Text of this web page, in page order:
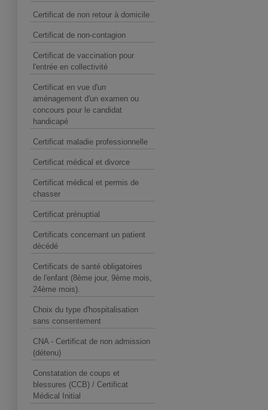
Certificat de non retour à domicile
Certificat de non-contagion
Certificat de vaccination pour
l'entrée en collectivité
Certificat en vue d'un
aménagement d'un examen ou
concours pour le candidat
handicapé
Certificat maladie professionnelle
Certificat médical et divorce
Certificat médical et permis de
chasser
Certificat prénuptial
Certificats concernant un patient
décédé
Certificats de santé obligatoires
de l'enfant (8ème jour, 9ème mois,
24ème mois).
Choix du type d'hospitalisation
sans consentement
CNA - Certificat de non admission
(détenu)
Constatation de coups et
blessures (CCB) / Certificat
Médical Initial